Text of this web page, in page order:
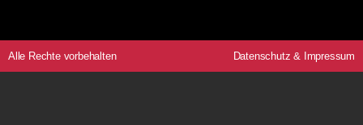
Alle Rechte vorbehalten Datenschutz & Impressum